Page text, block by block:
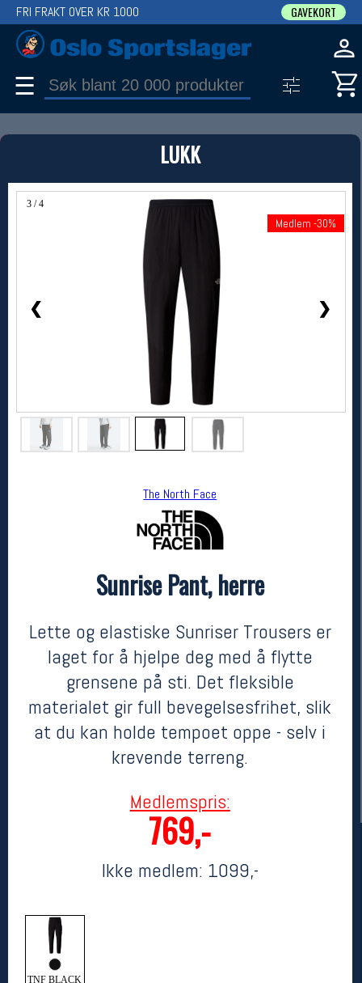
LUKK
3 / 4
❮ ❯
Medlem -30%
The North Face
Sunrise Pant, herre
Lette og elastiske Sunriser Trousers er
laget for å hjelpe deg med å flytte
grensene på sti. Det fleksible
materialet gir full bevegelsesfrihet, slik
at du kan holde tempoet oppe - selv i
krevende terreng.
Medlemspris:
769,-
Ikke medlem: 1099,-
TNF BLACK
FRI FRAKT OVER KR 1000 GAVEKORT
☰
PRODUKT
Produkter (1)
Bruk filter til å spisse søket
The North Face
1099,- MEDLEM:769,-
Her finner du oss
Oslo Sportslager
Torggata 20
0183 Oslo